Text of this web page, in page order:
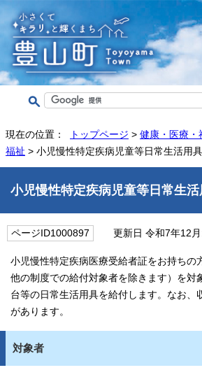
現在の位置： トップページ > 健康・医療・
福祉 > 小児慢性特定疾病児童等日常生活用
小児慢性特定疾病児童等日常生
ページID1000897 更新日 令和7年12月
小児慢性特定疾病医療受給者証をお持ちの
他の制度での給付対象者を除きます）を対
台等の日常生活用具を給付します。なお、
があります。
対象者